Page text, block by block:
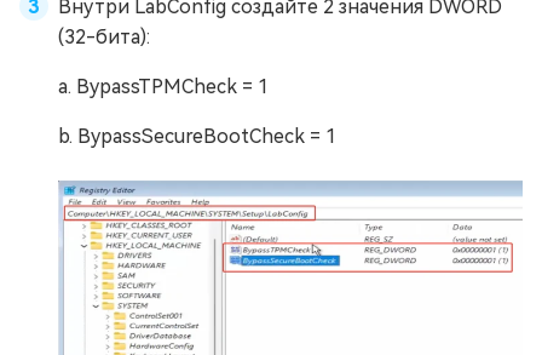
Внутри LabConfig создайте 2 значения DWORD
(32-бита):
a. BypassTPMCheck = 1
b. BypassSecureBootCheck = 1